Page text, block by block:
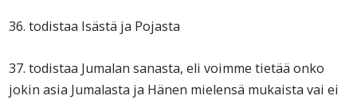
36. todistaa Isästä ja Pojasta
37. todistaa Jumalan sanasta, eli voimme tietää onko
jokin asia Jumalasta ja Hänen mielensä mukaista vai ei